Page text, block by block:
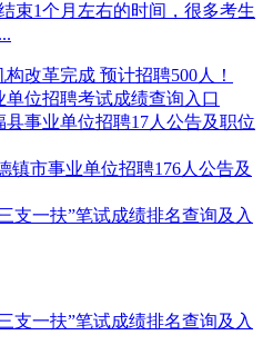
束1个月左右的时间，很多考生
改革完成 预计招聘500人！
单位招聘考试成绩查询入口
县事业单位招聘17人公告及职位
镇市事业单位招聘176人公告及
支一扶”笔试成绩排名查询及入
支一扶”笔试成绩排名查询及入